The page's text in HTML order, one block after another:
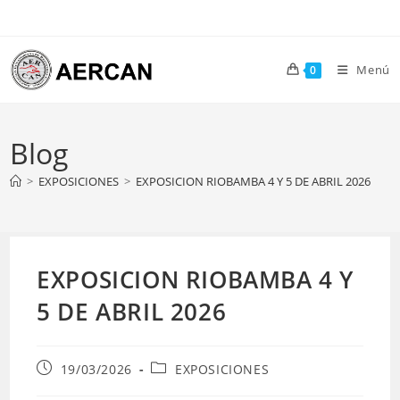
contenido
0 Menú
Blog
> EXPOSICIONES > EXPOSICION RIOBAMBA 4 Y 5 DE ABRIL 2026
EXPOSICION RIOBAMBA 4 Y
5 DE ABRIL 2026
Publicación
19/03/2026
Categoría
EXPOSICIONES